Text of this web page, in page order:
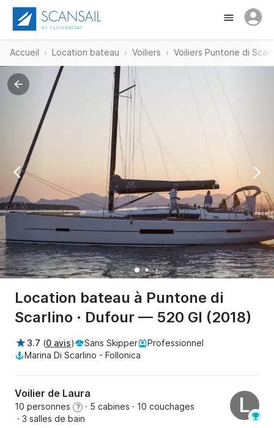
Accueil Location bateau Voiliers Voiliers Puntone di
Location bateau à Puntone di
Scarlino · Dufour — 520 Gl (2018)
3.7 (0 avis) Sans Skipper
Professionnel
Marina Di Scarlino - Follonica
Voilier de Laura
10 personnes ? · 5 cabines · 10 couchages
· 3 salles de bain
L